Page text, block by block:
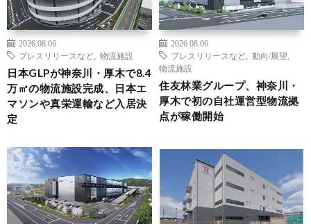
2026.08.06
プレスリリースなど
物流施設
日本GLPが神奈川・厚木で8.4
万㎡の物流施設完成、日本エ
マソンや真栄運輸など入居決
定
2026.08.06
プレスリリースなど
動向/展望
物流施設
住友林業グループ、神奈川・
厚木で初の自社運営型物流拠
点が稼働開始